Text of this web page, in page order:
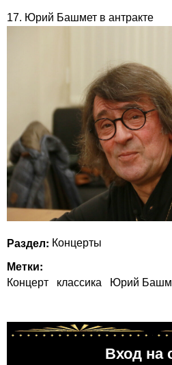
17. Юрий Башмет в антракте
Раздел: Концерты
Метки:
Концерт классика Юрий
Вход на